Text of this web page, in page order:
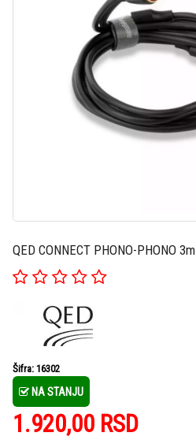
QED CONNECT PHONO-PHONO 3m
Šifra: 16302
NA STANJU
1.920,00 RSD